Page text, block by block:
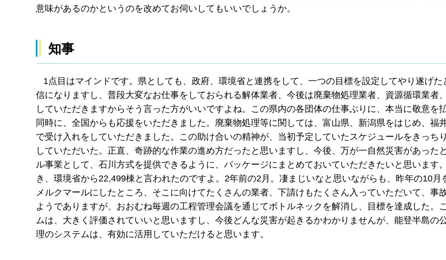
意味があるのかというのを改めてお伺いしてもいいでしょうか。
知事
1点目はマインドです。県としても、政府、環境省と連携をして、一つの目標を設定してやり遂げた
信になりますし、普段大変なお仕事をしておられる解体業者、今後は廃棄物処理業者、資源循環業者
していただきますからそう言った方がいいですよね。この県内の各団体の仕事ぶりに、本当に敬意を
同時に、全国からも応援をいただきました。廃棄物処理等に関しては、富山県、新潟県をはじめ、福
で受け入れをしていただきました。この助け合いの精神が、当初予定していたスケジュールをきっち
していただいた。正直、奇跡的な作業の進め方だったと思いますし、今後、万が一自然災害があった
ル事業として、石川方式を提供できるように、パッケージにまとめておいていただきたいと思います
き、環境省から22,499棟と言われたのですよ。2年前の2月。凄まじいなと思いながらも、昨年の10月
メルクマールにしたところ、そこに向けてたくさんの業者、下請けもたくさん入っていただいて、事
ようでありますが、おおむね毎週の工程管理会議を通じてボトルネックを解消し、目標を達成した。
ムは、大きく評価されていいと思いますし、今後どんな災害が起きるかわかりませんが、能登半島の
理のシステムは、有効に活用していただけると思います。